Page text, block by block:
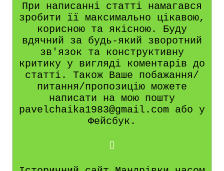
При написанні статті намагався
зробити її максимально цікавою,
корисною та якісною. Буду
вдячний за будь-який зворотний
зв'язок та конструктивну
критику у вигляді коментарів до
статті. Також Ваше побажання/
питання/пропозицію можете
написати на мою пошту
pavelchaika1983@gmail.com або у
Фейсбук.